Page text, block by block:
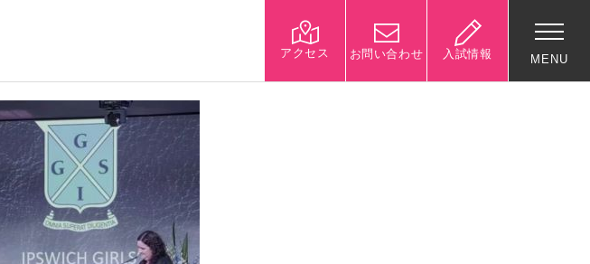
アクセス お問い合わせ 入試情報 MENU
国際交流
国際交流行事
1年留学の制度
1年留学の留学先
学校説明会等イベント情
報
デジタルパンフレット